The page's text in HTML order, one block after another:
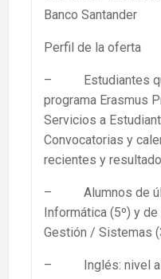
Banco Santander
Perfil de la oferta
– Estudiantes que
programa Erasmus
Servicios a
Convocatorias y
recientes y
– Alumnos de
Informática (5º) y
Gestión / Sistemas
– Inglés: nivel